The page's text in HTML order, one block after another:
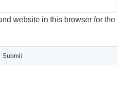
website in this browser for the